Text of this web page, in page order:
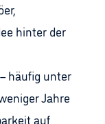
hinter der
häufig unter
Jahre
auf